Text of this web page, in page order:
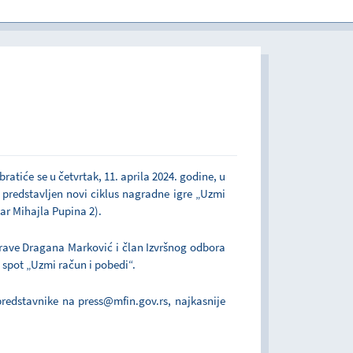
se u četvrtak, 11. aprila 2024. godine, u
novi ciklus nagradne igre „Uzmi
Mihajla Pupina 2).
Dragana Marković i član Izvršnog odbora
„Uzmi račun i pobedi“.
na press@mfin.gov.rs, najkasnije